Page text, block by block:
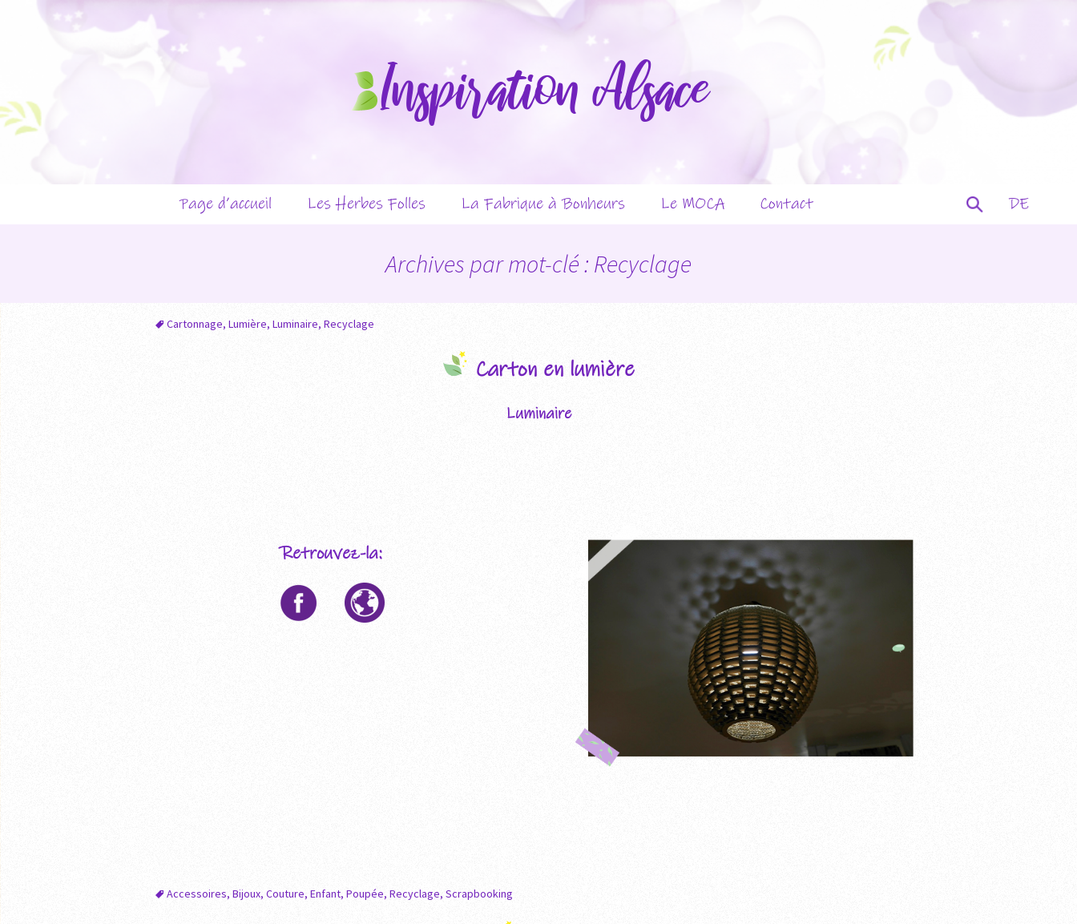
Inspiration Alsace
Aller
au
Page d’accueil
Les Herbes Folles
Les événements
La Fabrique à Bonheurs
Le MOCA
Contact DE
Rechercher :
Archives par mot-clé : Recyclage
Cartonnage, Lumière, Luminaire, Recyclage
Carton en lumière
Luminaire
Retrouvez-la:
Accessoires, Bijoux, Couture, Enfant, Poupée, Recyclage, Scrapbooking